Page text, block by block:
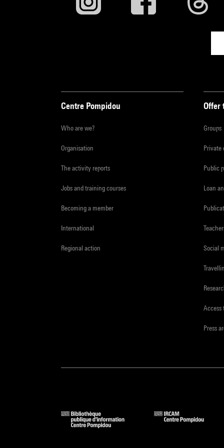
joie
10’,
« Le
autre
sur
Centre Pompidou
Who are we?
Organisation
The activity reports
Jobs and training courses
Becoming a member
International
Regional action
Offer
Groups
Private
Public
Loan
Social
Access
Press